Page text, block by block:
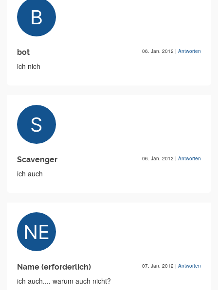
bot 06. Jan. 2012 | Antworten
ich nich
Scavenger 06. Jan. 2012 | Antworten
ich auch
Name (erforderlich) 07. Jan. 2012 | Antworten
ich auch.... warum auch nicht?